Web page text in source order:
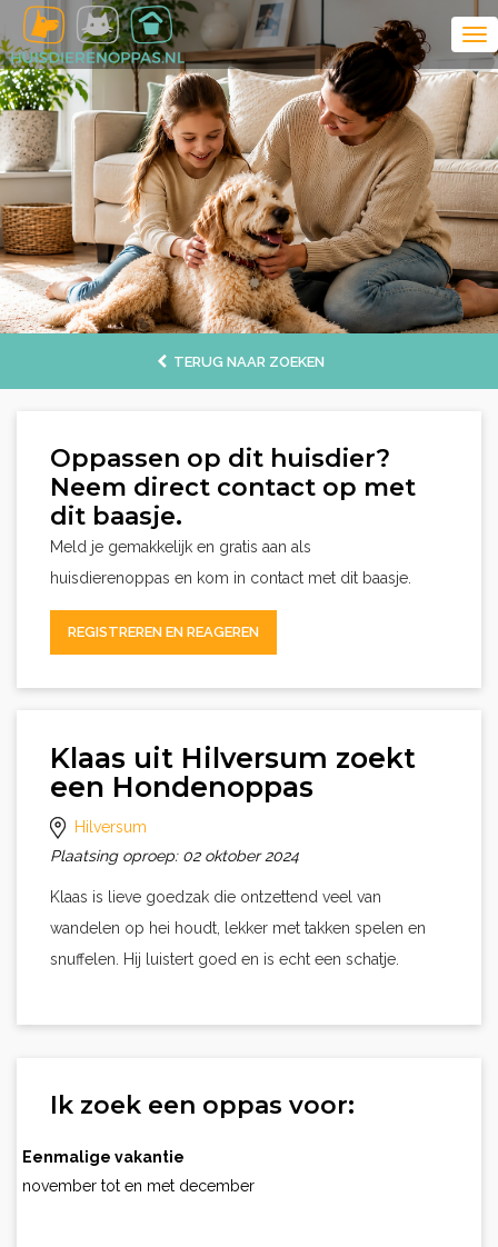
TERUG NAAR ZOEKEN
Oppassen op dit huisdier?
Neem direct contact op met
dit baasje.
Meld je gemakkelijk en gratis aan als
huisdierenoppas en kom in contact met dit baasje.
REGISTREREN EN REAGEREN
Klaas uit Hilversum zoekt
een Hondenoppas
Hilversum
Plaatsing oproep: 02 oktober 2024
Klaas is lieve goedzak die ontzettend veel van
wandelen op hei houdt, lekker met takken spelen en
snuffelen. Hij luistert goed en is echt een schatje.
Ik zoek een oppas voor:
Eenmalige vakantie
november tot en met december